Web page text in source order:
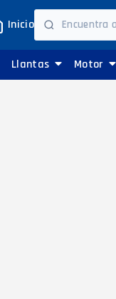
Inicio
Llantas Motor